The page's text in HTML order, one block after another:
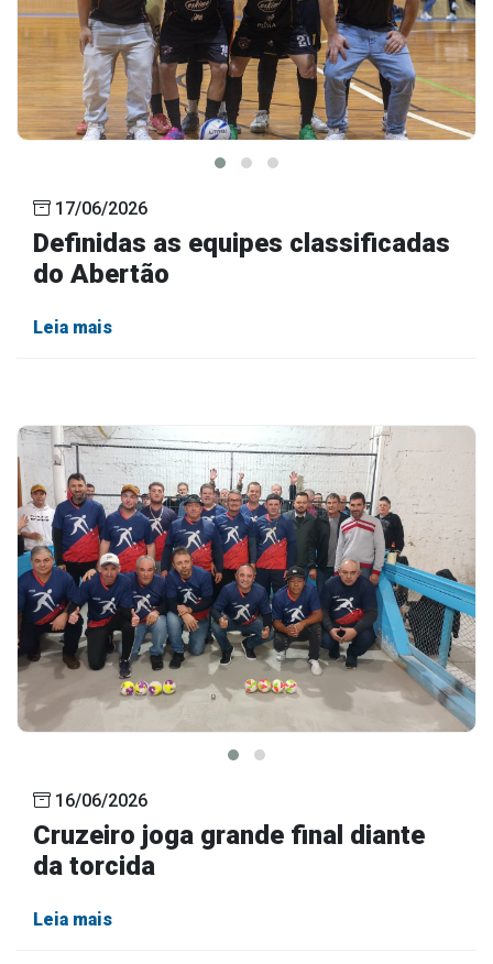
17/06/2026
Definidas as equipes classificadas
do Abertão
Leia mais
16/06/2026
Cruzeiro joga grande final diante
da torcida
Leia mais